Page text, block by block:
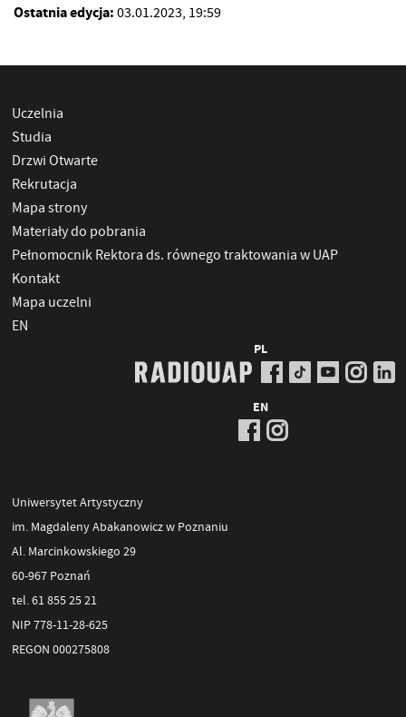
Ostatnia edycja: 03.01.2023, 19:59
Uczelnia
Studia
Drzwi Otwarte
Rekrutacja
Mapa strony
Materiały do pobrania
Pełnomocnik Rektora ds. równego traktowania w UAP
Kontakt
Mapa uczelni
EN
PL
EN
Uniwersytet Artystyczny
im. Magdaleny Abakanowicz w Poznaniu
Al. Marcinkowskiego 29
60-967 Poznań
tel. 61 855 25 21
NIP 778-11-28-625
REGON 000275808